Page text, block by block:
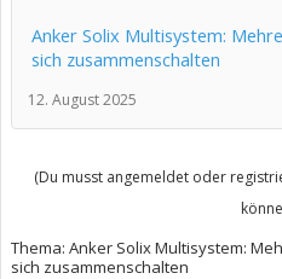
Anker Solix Multisystem:
sich zusammenschalten
12. August 2025
(Du musst angemeldet oder
Thema: Anker Solix Multisystem:
sich zusammenschalten